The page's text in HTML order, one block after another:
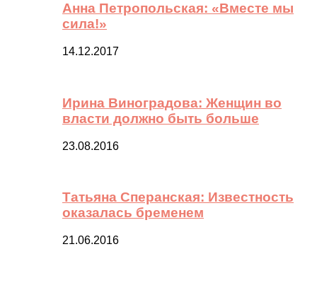
Анна Петропольская: «Вместе мы
сила!»
14.12.2017
Ирина Виноградова: Женщин во
власти должно быть больше
23.08.2016
Татьяна Сперанская: Известность
оказалась бременем
21.06.2016